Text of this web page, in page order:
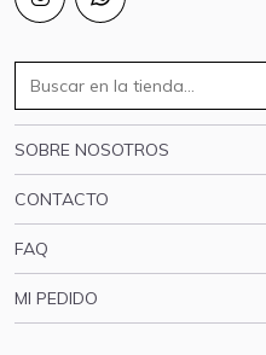
SOBRE NOSOTROS
CONTACTO
FAQ
MI PEDIDO